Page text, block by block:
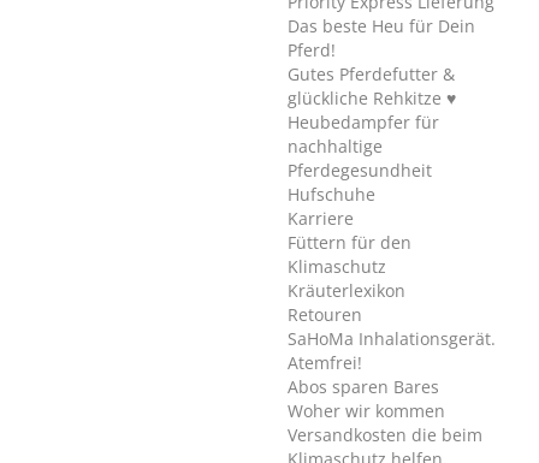
Das beste Heu für Dein
Pferd!
Gutes Pferdefutter &
glückliche Rehkitze ♥
Heubedampfer für
nachhaltige
Pferdegesundheit
Hufschuhe
Karriere
Füttern für den
Klimaschutz
Kräuterlexikon
Retouren
SaHoMa Inhalationsgerät.
Atemfrei!
Abos sparen Bares
Woher wir kommen
Versandkosten die beim